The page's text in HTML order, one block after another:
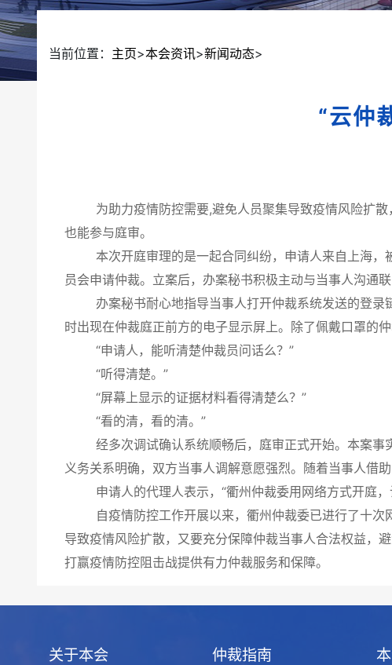
当前位置： 主页>本会资讯>新闻动态>
“云仲
为助力疫情防控需要,避免人员聚集导致疫情风险扩散，
也能参与庭审。
本次开庭审理的是一起合同纠纷，申请人来自上海，被
员会申请仲裁。立案后，办案秘书积极主动与当事人沟通
办案秘书耐心地指导当事人打开仲裁系统发送的登录
时出现在仲裁庭正前方的电子显示屏上。除了佩戴口罩的
“申请人，能听清楚仲裁员问话么？”
“听得清楚。”
“屏幕上显示的证据材料看得清楚么？”
“看的清，看的清。”
经多次调试确认系统顺畅后，庭审正式开始。本案事实
义务关系明确，双方当事人调解意愿强烈。随着当事人借
申请人的代理人表示，“衢州仲裁委用网络方式开庭，
自疫情防控工作开展以来，衢州仲裁委已进行了十次
导致疫情风险扩散，又要充分保障仲裁当事人合法权益，
打赢疫情防控阻击战提供有力仲裁服务和保障。
关于本会 仲裁指南